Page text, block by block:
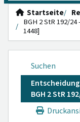
Startseite
BGH 2 StR 192/24
1448]
Suchen
Entscheidung
BGH 2 StR